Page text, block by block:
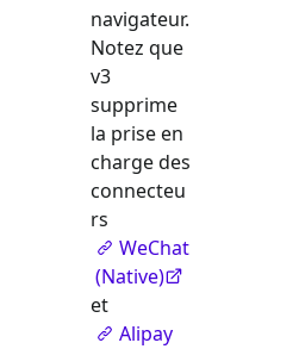
navigateur.
Notez que
v3
supprime
la prise en
charge des
connecteu
rs
WeChat
(Native)
et
Alipay